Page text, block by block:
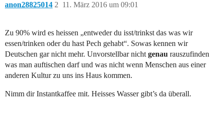
anon28825014 11. März 2016 um 09:01
2
Zu 90% wird es heissen „entweder du isst/trinkst das was wir
essen/trinken oder du hast Pech gehabt“. Sowas kennen wir
Deutschen gar nicht mehr. Unvorstellbar nicht genau rauszufinden
was man auftischen darf und was nicht wenn Menschen aus einer
anderen Kultur zu uns ins Haus kommen.
Nimm dir Instantkaffee mit. Heisses Wasser gibt’s da überall.